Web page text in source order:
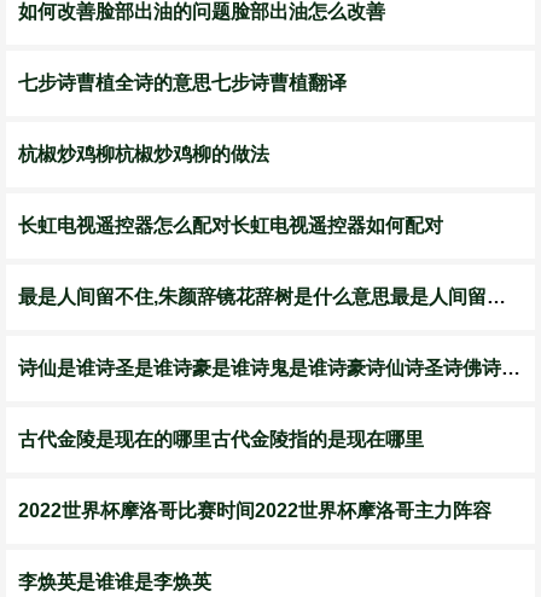
如何改善脸部出油的问题脸部出油怎么改善
七步诗曹植全诗的意思七步诗曹植翻译
杭椒炒鸡柳杭椒炒鸡柳的做法
长虹电视遥控器怎么配对长虹电视遥控器如何配对
最是人间留不住,朱颜辞镜花辞树是什么意思最是人间留不住朱颜辞镜花辞树翻译
诗仙是谁诗圣是谁诗豪是谁诗鬼是谁诗豪诗仙诗圣诗佛诗魔是谁
古代金陵是现在的哪里古代金陵指的是现在哪里
2022世界杯摩洛哥比赛时间2022世界杯摩洛哥主力阵容
李焕英是谁谁是李焕英